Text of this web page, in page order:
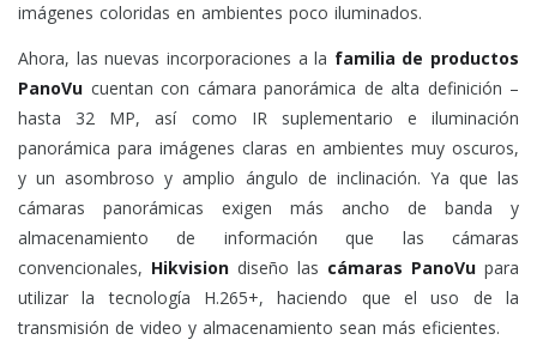
imágenes coloridas en ambientes poco iluminados.
Ahora, las nuevas incorporaciones a la familia de productos
PanoVu cuentan con cámara panorámica de alta definición –
hasta 32 MP, así como IR suplementario e iluminación
panorámica para imágenes claras en ambientes muy oscuros,
y un asombroso y amplio ángulo de inclinación. Ya que las
cámaras panorámicas exigen más ancho de banda y
almacenamiento de información que las cámaras
convencionales, Hikvision diseño las cámaras PanoVu para
utilizar la tecnología H.265+, haciendo que el uso de la
transmisión de video y almacenamiento sean más eficientes.